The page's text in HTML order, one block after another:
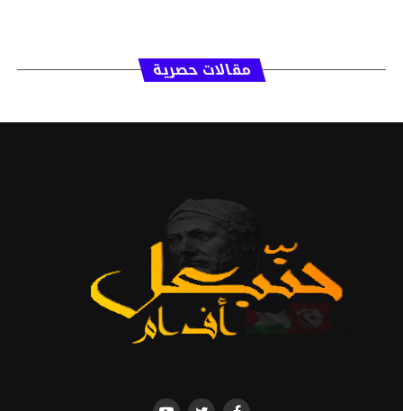
مقالات حصرية